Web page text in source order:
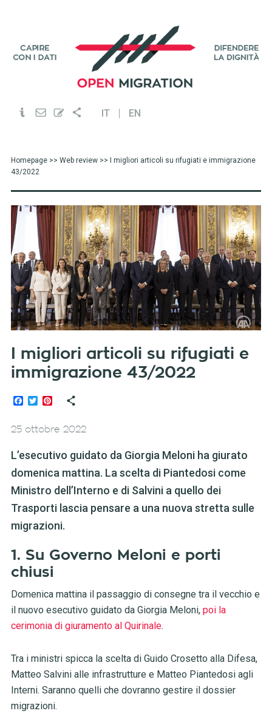
IT EN
Homepage>> Web review>> I migliori articoli su rifugiati e immigrazione
43/2022
I migliori articoli su rifugiati e
immigrazione 43/2022
Facebook
TwitterPinterest
25 ottobre 2022
L’esecutivo guidato da Giorgia Meloni ha giurato
domenica mattina. La scelta di Piantedosi come
Ministro dell’Interno e di Salvini a quello dei
Trasporti lascia pensare a una nuova stretta sulle
migrazioni.
1. Su Governo Meloni e porti
chiusi
Domenica mattina il passaggio di consegne tra il vecchio e
il nuovo esecutivo guidato da Giorgia Meloni, poi la
cerimonia di giuramento al Quirinale.
Tra i ministri spicca la scelta di Guido Crosetto alla Difesa,
Matteo Salvini alle infrastrutture e Matteo Piantedosi agli
Interni. Saranno quelli che dovranno gestire il dossier
migrazioni.